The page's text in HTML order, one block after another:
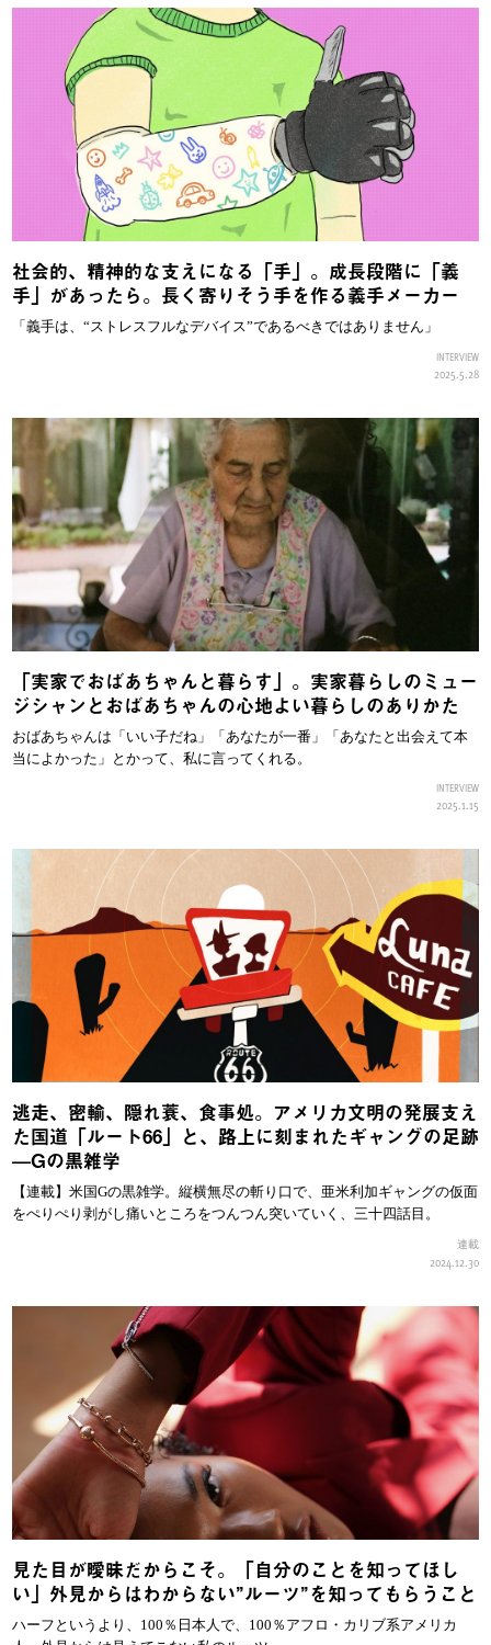
社会的、精神的な支えになる「手」。成長段階に「義
手」があったら。長く寄りそう手を作る義手メーカー
「義手は、“ストレスフルなデバイス”であるべきではありません」
INTERVIEW
2025.5.28
「実家でおばあちゃんと暮らす」。実家暮らしのミュー
ジシャンとおばあちゃんの心地よい暮らしのありかた
おばあちゃんは「いい子だね」「あなたが一番」「あなたと出会えて本
当によかった」とかって、私に言ってくれる。
INTERVIEW
2025.1.15
逃走、密輸、隠れ蓑、食事処。アメリカ文明の発展支え
た国道「ルート66」と、路上に刻まれたギャングの足跡
—Gの黒雑学
【連載】米国Gの黒雑学。縦横無尽の斬り口で、亜米利加ギャングの仮面
をぺりぺり剥がし痛いところをつんつん突いていく、三十四話目。
連載
2024.12.30
見た目が曖昧だからこそ。「自分のことを知ってほし
い」外見からはわからない”ルーツ”を知ってもらうこと
ハーフというより、100％日本人で、100％アフロ・カリブ系アメリカ